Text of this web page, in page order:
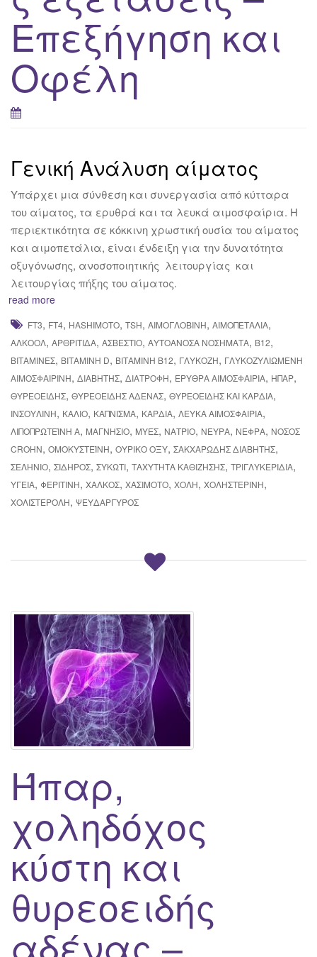
Επεξήγηση και
Οφέλη
Γενική Ανάλυση αίματος
Υπάρχει μια σύνθεση και συνεργασία από κύτταρα
του αίματος, τα ερυθρά και τα λευκά αιμοσφαίρια. Η
περιεκτικότητα σε κόκκινη χρωστική ουσία του αίματος
και αιμοπετάλια, είναι ένδειξη για την δυνατότητα
οξυγόνωσης, ανοσοποιητικής λειτουργίας και
λειτουργίας πήξης του αίματος.
read more
FT3, FT4, HASHIMOTO, TSH, ΑΙΜΟΓΛΟΒΊΝΗ, ΑΙΜΟΠΕΤΆΛΙΑ,
ΑΛΚΟΌΛ, ΑΡΘΡΊΤΙΔΑ, ΑΣΒΈΣΤΙΟ, ΑΥΤΟΆΝΟΣΑ ΝΟΣΉΜΑΤΑ, Β12,
ΒΙΤΑΜΊΝΕΣ, ΒΙΤΑΜΊΝΗ D, ΒΙΤΑΜΊΝΗ Β12, ΓΛΥΚΌΖΗ, ΓΛΥΚΟΖΥΛΙΩΜΈΝΗ
ΑΙΜΟΣΦΑΙΡΊΝΗ, ΔΙΑΒΉΤΗΣ, ΔΙΑΤΡΟΦΉ, ΕΡΥΘΡΆ ΑΙΜΟΣΦΑΊΡΙΑ, ΉΠΑΡ,
ΘΥΡΕΟΕΙΔΉΣ, ΘΥΡΕΟΕΙΔΉΣ ΑΔΈΝΑΣ, ΘΥΡΕΟΕΙΔΉΣ ΚΑΙ ΚΑΡΔΙΆ,
ΙΝΣΟΥΛΊΝΗ, ΚΆΛΙΟ, ΚΆΠΝΙΣΜΑ, ΚΑΡΔΙΆ, ΛΕΥΚΆ ΑΙΜΟΣΦΑΊΡΙΑ,
ΛΙΠΟΠΡΩΤΕΪ́ΝΗ Α, ΜΑΓΝΉΣΙΟ, ΜΎΕΣ, ΝΆΤΡΙΟ, ΝΕΎΡΑ, ΝΕΦΡΆ, ΝΌΣΟΣ
CROHN, ΟΜΟΚΥΣΤΕΪ́ΝΗ, ΟΥΡΙΚΌ ΟΞΎ, ΣΑΚΧΑΡΏΔΗΣ ΔΙΑΒΉΤΗΣ,
ΣΕΛΉΝΙΟ, ΣΊΔΗΡΟΣ, ΣΥΚΏΤΙ, ΤΑΧΎΤΗΤΑ ΚΑΘΊΖΗΣΗΣ, ΤΡΙΓΛΥΚΕΡΊΔΙΑ,
ΥΓΕΊΑ, ΦΕΡΙΤΊΝΗ, ΧΑΛΚΌΣ, ΧΑΣΙΜΌΤΟ, ΧΟΛΉ, ΧΟΛΗΣΤΕΡΊΝΗ,
ΧΟΛΙΣΤΕΡΌΛΗ, ΨΕΥΔΆΡΓΥΡΟΣ
Ήπαρ,
χοληδόχος
κύστη και
θυρεοειδής
αδένας –